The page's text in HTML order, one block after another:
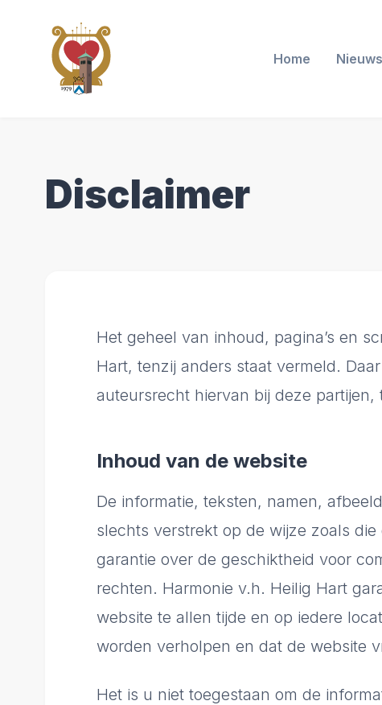
Home Nieuws
Disclaimer
Het geheel van inhoud, pagina’s en
Hart, tenzij anders staat vermeld.
auteursrecht hiervan bij deze partijen,
Inhoud van de website
De informatie, teksten, namen,
slechts verstrekt op de wijze zoals
garantie over de geschiktheid voor
rechten. Harmonie v.h. Heilig Hart
website te allen tijde en op iedere
worden verholpen en dat de website
Het is u niet toegestaan om de